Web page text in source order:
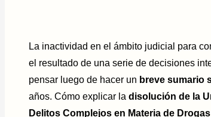
La inactividad en el ámbito judicial para
el resultado de una serie de decisiones
pensar luego de hacer un breve sumario
años. Cómo explicar la disolución de la
Delitos Complejos en Materia de